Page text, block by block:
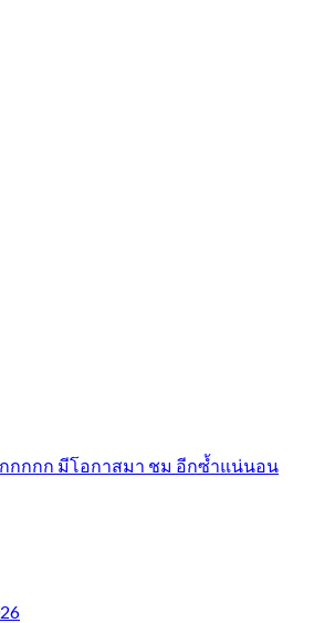
กกกก มีโอกาสมา ชม อีกซ้ำแน่นอน